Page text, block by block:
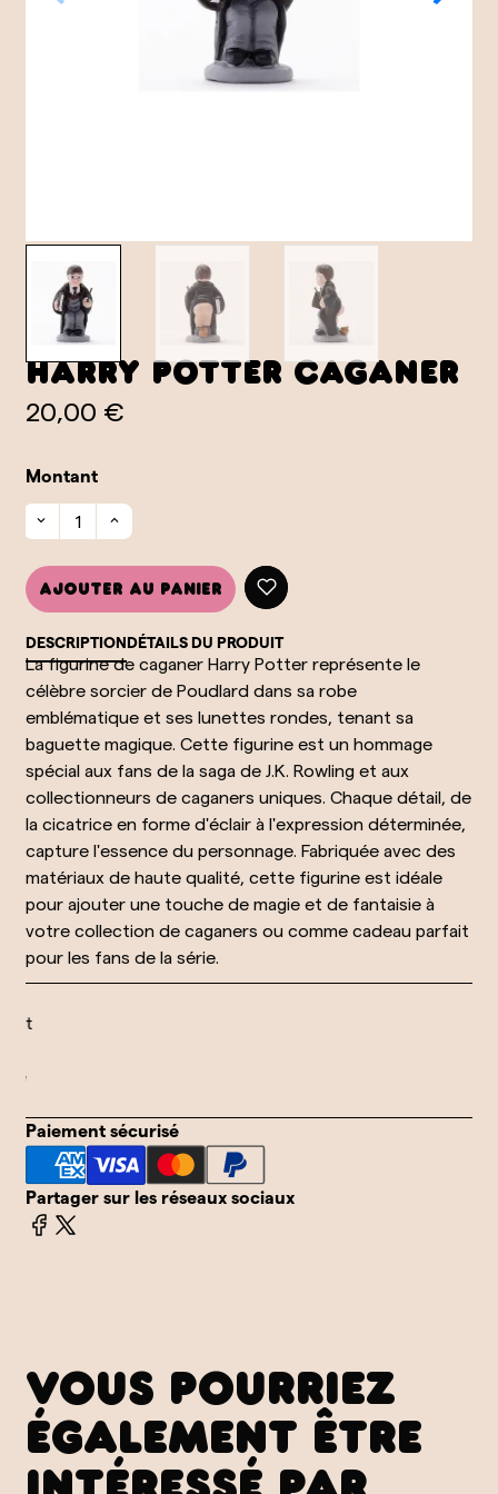
Harry Potter Caganer
20,00 €
Montant
Ajouter au panier
DESCRIPTIONDÉTAILS DU PRODUIT
La figurine de caganer Harry Potter représente le
célèbre sorcier de Poudlard dans sa robe
emblématique et ses lunettes rondes, tenant sa
baguette magique. Cette figurine est un hommage
spécial aux fans de la saga de J.K. Rowling et aux
collectionneurs de caganers uniques. Chaque détail, de
la cicatrice en forme d'éclair à l'expression déterminée,
capture l'essence du personnage. Fabriquée avec des
matériaux de haute qualité, cette figurine est idéale
pour ajouter une touche de magie et de fantaisie à
votre collection de caganers ou comme cadeau parfait
pour les fans de la série.
Paiement sécurisé
Partager sur les réseaux sociaux
VOUS POURRIEZ
ÉGALEMENT ÊTRE
INTÉRESSÉ PAR